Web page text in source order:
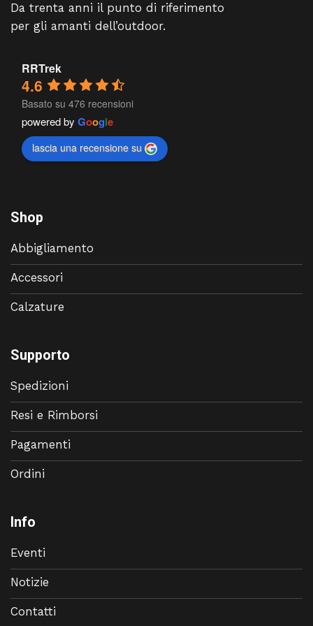
Da trenta anni il punto di riferimento
per gli amanti dell’outdoor.
RRTrek
4.6
Basato su 476 recensioni
powered by Google
lascia una recensione su
Shop
Abbigliamento
Accessori
Calzature
Supporto
Spedizioni
Resi e Rimborsi
Pagamenti
Ordini
Info
Eventi
Notizie
Contatti